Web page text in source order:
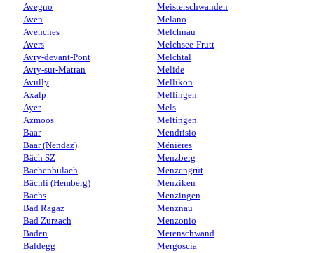
Avegno
Aven
Avenches
Avers
Avry-devant-Pont
Avry-sur-Matran
Avully
Axalp
Ayer
Azmoos
Baar
Baar (Nendaz)
Bäch SZ
Bachenbülach
Bächli (Hemberg)
Bachs
Bad Ragaz
Bad Zurzach
Baden
Baldegg
Meisterschwanden
Melano
Melchnau
Melchsee-Frutt
Melchtal
Melide
Mellikon
Mellingen
Mels
Meltingen
Mendrisio
Ménières
Menzberg
Menzengrüt
Menziken
Menzingen
Menznau
Menzonio
Merenschwand
Mergoscia